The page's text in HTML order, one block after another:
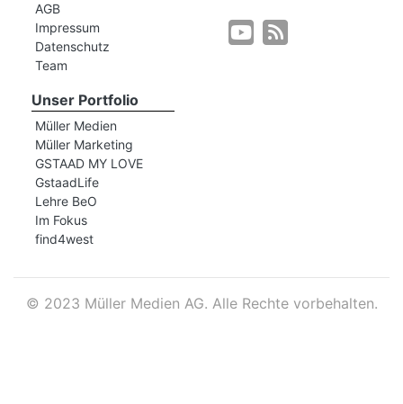
AGB
Impressum
Datenschutz
Team
Unser Portfolio
Müller Medien
Müller Marketing
GSTAAD MY LOVE
GstaadLife
Lehre BeO
Im Fokus
find4west
© 2023 Müller Medien AG. Alle Rechte vorbehalten.